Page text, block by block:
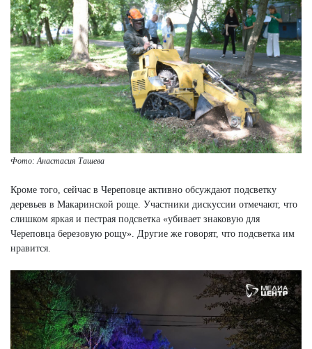
Фото: Анастасия Ташева
Кроме того, сейчас в Череповце активно обсуждают подсветку
деревьев в Макаринской роще. Участники дискуссии отмечают, что
слишком яркая и пестрая подсветка «убивает знаковую для
Череповца березовую рощу». Другие же говорят, что подсветка им
нравится.